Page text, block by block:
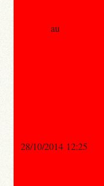
au
28/10/2014 12:25